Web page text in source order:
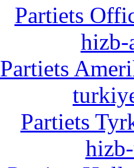
Partiets
hizb-
Partiets
Partiets